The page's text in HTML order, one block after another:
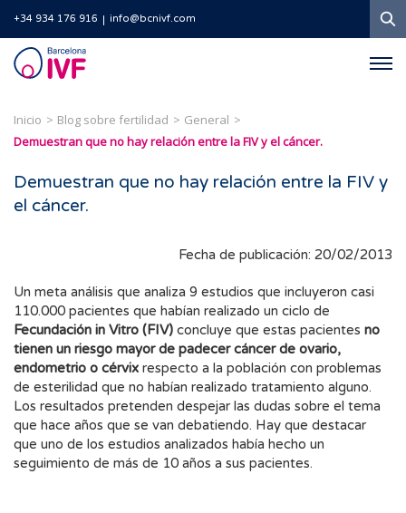
+34 934 176 916 info@bcnivf.com
Barcelona
IVF
Inicio Blog sobre fertilidad
General
Demuestran que no hay relación entre la FIV y el cáncer.
Demuestran que no hay relación entre la FIV y
el cáncer.
Fecha de publicación: 20/02/2013
Un meta análisis que analiza 9 estudios que incluyeron casi
110.000 pacientes que habían realizado un ciclo de
Fecundación in Vitro (FIV) concluye que estas pacientes no
tienen un riesgo mayor de padecer cáncer de ovario,
endometrio o cérvix respecto a la población con problemas
de esterilidad que no habían realizado tratamiento alguno.
Los resultados pretenden despejar las dudas sobre el tema
que hace años que se van debatiendo. Hay que destacar
que uno de los estudios analizados había hecho un
seguimiento de más de 10 años a sus pacientes.